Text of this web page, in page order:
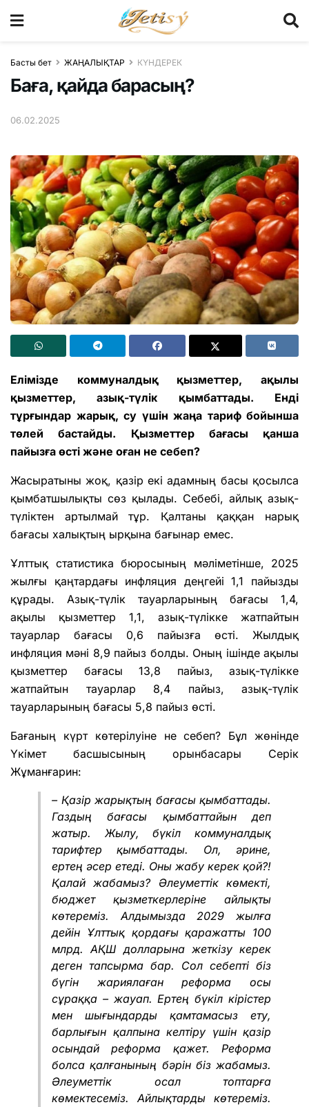
Басты бет ЖАҢАЛЫҚТАР КҮНДЕРЕК
Баға, қайда барасың?
06.02.2025
Елімізде коммуналдық қызметтер, ақылы
қызметтер, азық-түлік қымбаттады. Енді
тұрғындар жарық, су үшін жаңа тариф бойынша
төлей бастайды. Қызметтер бағасы қанша
пайызға өсті және оған не себеп?
Жасыратыны жоқ, қазір екі адамның басы қосылса
қымбатшылықты сөз қылады. Себебі, айлық азық-
түліктен артылмай тұр. Қалтаны қаққан нарық
бағасы халықтың ырқына бағынар емес.
Ұлттық статистика бюросының мәліметінше, 2025
жылғы қаңтардағы инфляция деңгейі 1,1 пайызды
құрады. Азық-түлік тауарларының бағасы 1,4,
ақылы қызметтер 1,1, азық-түлікке жатпайтын
тауарлар бағасы 0,6 пайызға өсті. Жылдық
инфляция мәні 8,9 пайыз болды. Оның ішінде ақылы
қызметтер бағасы 13,8 пайыз, азық-түлікке
жатпайтын тауарлар 8,4 пайыз, азық-түлік
тауарларының бағасы 5,8 пайыз өсті.
Бағаның күрт көтерілуіне не себеп? Бұл жөнінде
Үкімет басшысының орынбасары Серік
Жұманғарин:
– Қазір жарықтың бағасы қымбаттады.
Газдың бағасы қымбаттайын деп
жатыр. Жылу, бүкіл коммуналдық
тарифтер қымбаттады. Ол, әрине,
ертең әсер етеді. Оны жабу керек қой?!
Қалай жабамыз? Әлеуметтік көмекті,
бюджет қызметкерлеріне айлықты
көтереміз. Алдымызда 2029 жылға
дейін Ұлттық қордағы қаражатты 100
млрд. АҚШ долларына жеткізу керек
деген тапсырма бар. Сол себепті біз
бүгін жариялаған реформа осы
сұраққа – жауап. Ертең бүкіл кірістер
мен шығындарды қамтамасыз ету,
барлығын қалпына келтіру үшін қазір
осындай реформа қажет. Реформа
болса қалғанының бәрін біз жабамыз.
Әлеуметтік осал топтарға
көмектесеміз. Айлықтарды көтереміз.